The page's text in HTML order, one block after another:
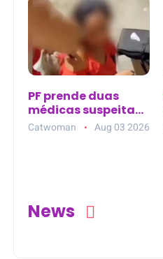
PF prende duas
médicas suspeitas
de torturar
Catwoman Aug 03 2026
News